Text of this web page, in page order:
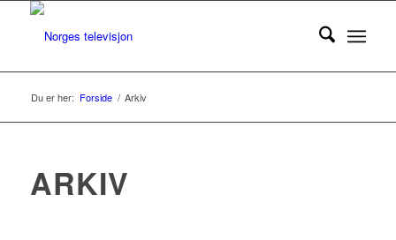
Du er her: Forside / Arkiv
ARKIV